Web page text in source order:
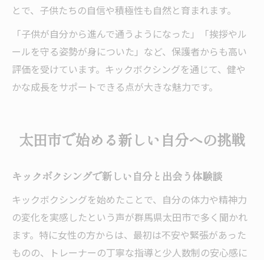
とで、子供たちの自信や積極性も自然と育まれます。
「子供が自分から進んで通うようになった」「挨拶やル
ールを守る姿勢が身についた」など、保護者からも高い
評価を受けています。キックボクシングを通じて、健や
かな成長をサポートできる点が大きな魅力です。
太田市で始める新しい自分への挑戦
キックボクシングで新しい自分と出会う体験談
キックボクシングを始めたことで、自分の体力や精神力
の変化を実感したという声が群馬県太田市で多く聞かれ
ます。特に女性の方からは、最初は不安や緊張があった
ものの、トレーナーの丁寧な指導と少人数制の安心感に